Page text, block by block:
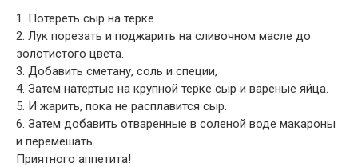
1. Потереть сыр на терке.
2. Лук порезать и поджарить на сливочном масле до
золотистого цвета.
3. Добавить сметану, соль и специи,
4. Затем натертые на крупной терке сыр и вареные яйца.
5. И жарить, пока не расплавится сыр.
6. Затем добавить отваренные в соленой воде макароны
и перемешать.
Приятного аппетита!